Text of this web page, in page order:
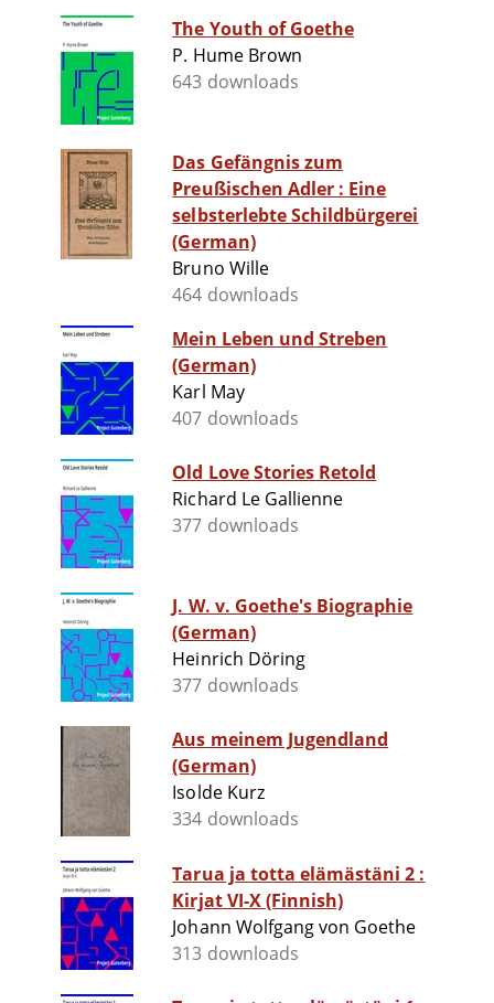
The Youth of Goethe
P. Hume Brown
643 downloads
Das Gefängnis zum
Preußischen Adler : Eine
selbsterlebte Schildbürgerei
(German)
Bruno Wille
464 downloads
Mein Leben und Streben
(German)
Karl May
407 downloads
Old Love Stories Retold
Richard Le Gallienne
377 downloads
J. W. v. Goethe's Biographie
(German)
Heinrich Döring
377 downloads
Aus meinem Jugendland
(German)
Isolde Kurz
334 downloads
Tarua ja totta elämästäni 2 :
Kirjat VI-X (Finnish)
Johann Wolfgang von Goethe
313 downloads